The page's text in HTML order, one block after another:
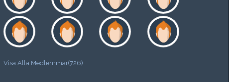
Visa Alla Medlemmar(726)